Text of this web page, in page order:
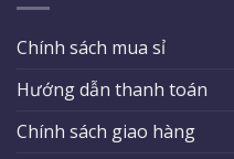
Chính sách mua sỉ
Hướng dẫn thanh toán
Chính sách giao hàng